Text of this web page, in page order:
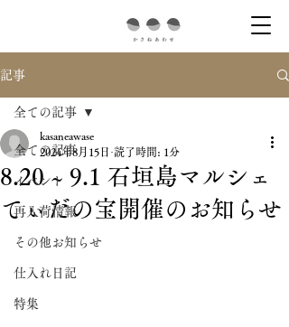
記事
全ての記事
イベント
再入荷情報
その他お知らせ
仕入れ日記
特集
全ての記事
8.20 ~ 9.1 石垣島マルシェ
てぃだの宝開催のお知らせ
kasaneawase
2024年8月15日 読了時間: 1分